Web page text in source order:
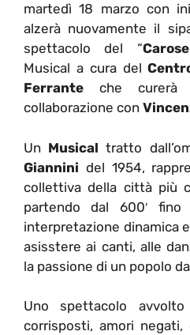
martedì 18 marzo con
alzerà nuovamente il
spettacolo del “
Musical a cura del
Ferrante che curerà
collaborazione con
Un Musical tratto
Giannini del 1954,
collettiva della città più
partendo dal 600′
interpretazione dinamica
asisstere ai canti, alle
la passione di un popolo
Uno spettacolo
corrisposti, amori